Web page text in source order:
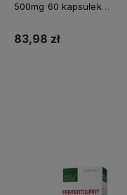
500mg 60 kapsułek
83,98 zł